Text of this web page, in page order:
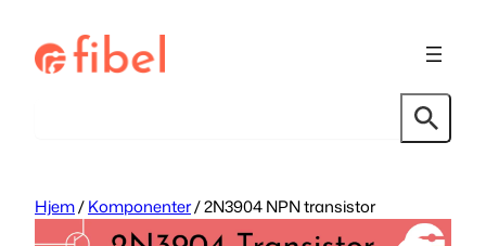
innhold
Hjem/Komponenter/ 2N3904 NPN transistor